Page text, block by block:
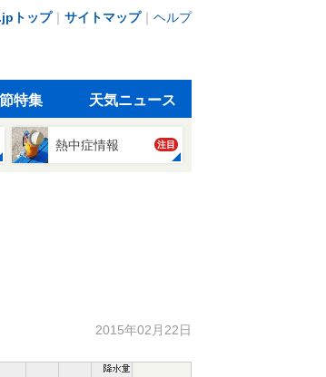
トップ｜ サイトマップ｜ ヘルプ
特集 天気ニュース
熱中症情報 注目
2015年02月22日